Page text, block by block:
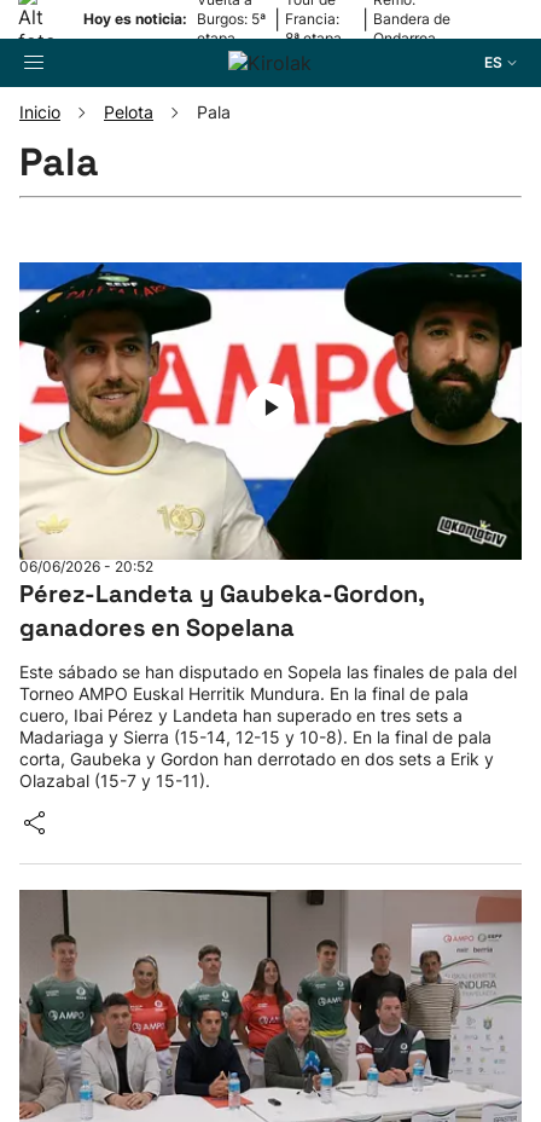
Hoy es noticia:
Burgos: 5ª
etapa
Francia:
8ª etapa
Bandera de
Ondarroa
ES
Pelota
Remo
Baloncesto
Ciclismo
Herri-kirolak
Balonmano
Kirolak 360
Atletismo
Más deportes
"Helmuga"
Inicio Pelota Pala
Pala
06/06/2026 - 20:52
Pérez-Landeta y Gaubeka-Gordon,
ganadores en Sopelana
Este sábado se han disputado en Sopela las finales de pala del
Torneo AMPO Euskal Herritik Mundura. En la final de pala
cuero, Ibai Pérez y Landeta han superado en tres sets a
Madariaga y Sierra (15-14, 12-15 y 10-8). En la final de pala
corta, Gaubeka y Gordon han derrotado en dos sets a Erik y
Olazabal (15-7 y 15-11).